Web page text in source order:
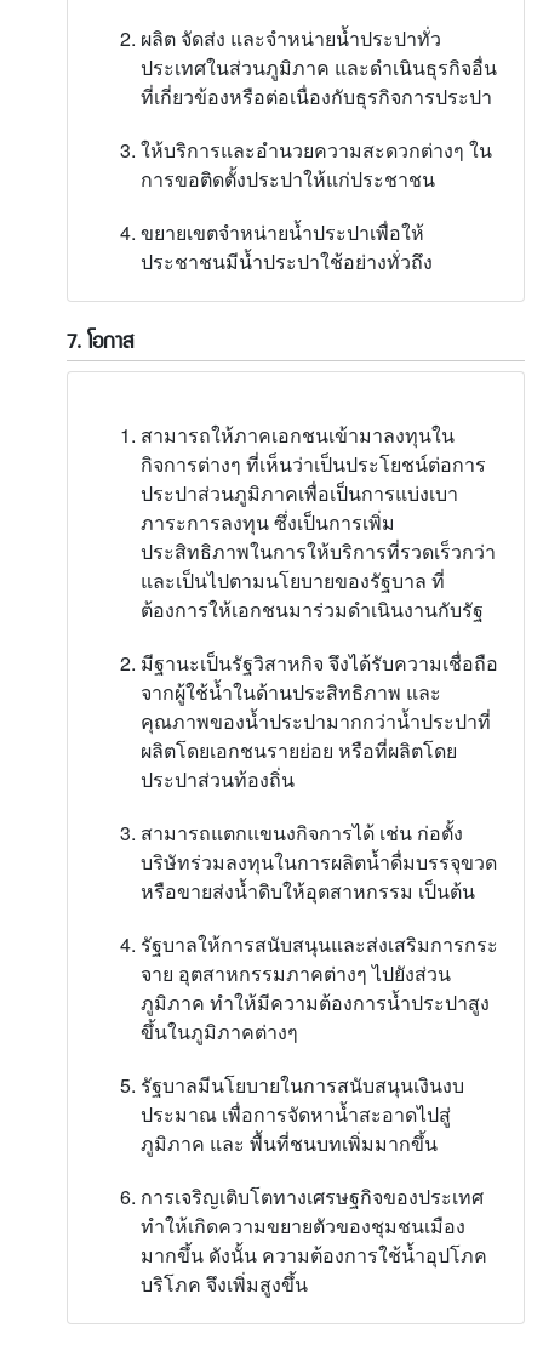
ผลิต จัดส่ง และจำหน่ายน้ำประปาทั่ว
ประเทศในส่วนภูมิภาค และดำเนินธุรกิจอื่น
ที่เกี่ยวข้องหรือต่อเนื่องกับธุรกิจการประปา
ให้บริการและอำนวยความสะดวกต่างๆ ใน
การขอติดตั้งประปาให้แก่ประชาชน
ขยายเขตจำหน่ายน้ำประปาเพื่อให้
ประชาชนมีน้ำประปาใช้อย่างทั่วถึง
7. โอกาส
สามารถให้ภาคเอกชนเข้ามาลงทุนใน
กิจการต่างๆ ที่เห็นว่าเป็นประโยชน์ต่อการ
ประปาส่วนภูมิภาคเพื่อเป็นการแบ่งเบา
ภาระการลงทุน ซึ่งเป็นการเพิ่ม
ประสิทธิภาพในการให้บริการที่รวดเร็วกว่า
และเป็นไปตามนโยบายของรัฐบาล ที่
ต้องการให้เอกชนมาร่วมดำเนินงานกับรัฐ
มีฐานะเป็นรัฐวิสาหกิจ จึงได้รับความเชื่อถือ
จากผู้ใช้น้ำในด้านประสิทธิภาพ และ
คุณภาพของน้ำประปามากกว่าน้ำประปาที่
ผลิตโดยเอกชนรายย่อย หรือที่ผลิตโดย
ประปาส่วนท้องถิ่น
สามารถแตกแขนงกิจการได้ เช่น ก่อตั้ง
บริษัทร่วมลงทุนในการผลิตน้ำดื่มบรรจุขวด
หรือขายส่งน้ำดิบให้อุตสาหกรรม เป็นต้น
รัฐบาลให้การสนับสนุนและส่งเสริมการกระ
จาย อุตสาหกรรมภาคต่างๆ ไปยังส่วน
ภูมิภาค ทำให้มีความต้องการน้ำประปาสูง
ขึ้นในภูมิภาคต่างๆ
รัฐบาลมีนโยบายในการสนับสนุนเงินงบ
ประมาณ เพื่อการจัดหาน้ำสะอาดไปสู่
ภูมิภาค และ พื้นที่ชนบทเพิ่มมากขึ้น
การเจริญเติบโตทางเศรษฐกิจของประเทศ
ทำให้เกิดความขยายตัวของชุมชนเมือง
มากขึ้น ดังนั้น ความต้องการใช้น้ำอุปโภค
บริโภค จึงเพิ่มสูงขึ้น